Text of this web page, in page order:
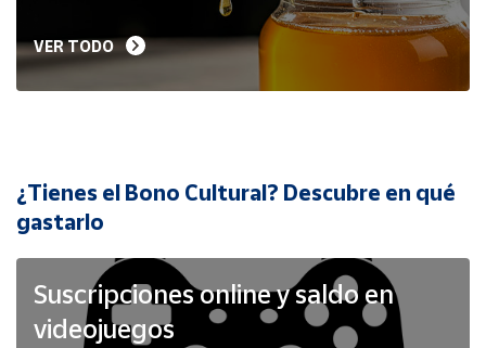
Hazte
vendedor
Cuenta
Ubicación
VER TODO
¿Tienes el Bono Cultural? Descubre en qué
gastarlo
Suscripciones online y saldo en
videojuegos